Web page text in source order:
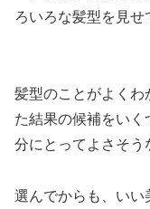
ろいろな髪型を見せ
髪型のことがよくわ
た結果の候補をいく
分にとってよさそう
選んでからも、いい